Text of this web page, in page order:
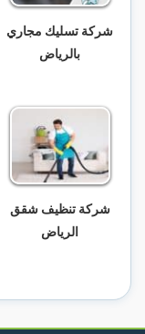
شركة تسليك مجاري
بالرياض
شركة تنظيف شقق
الرياض